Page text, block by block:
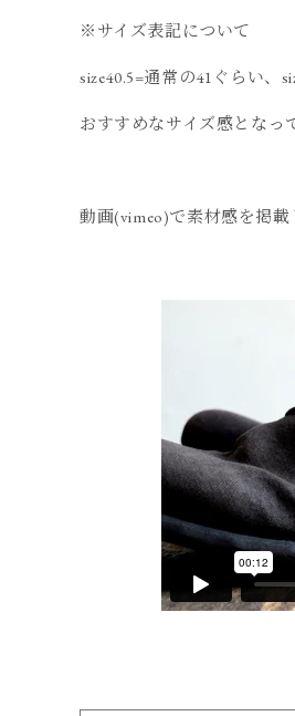
※サイズ表記について
size40.5=通常の41ぐらい、
おすすめなサイズ感となっ
動画(vimeo)で素材感を掲載